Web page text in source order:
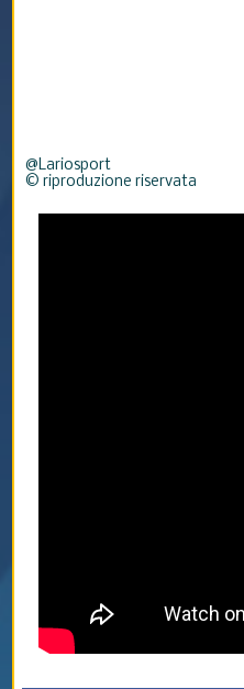
@Lariosport
© riproduzione riservata